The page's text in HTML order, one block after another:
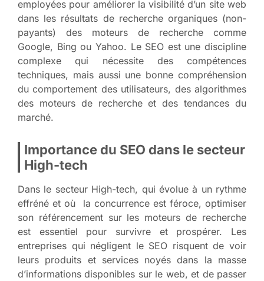
employées pour améliorer la visibilité d’un site web
dans les résultats de recherche organiques (non-
payants) des moteurs de recherche comme
Google, Bing ou Yahoo. Le SEO est une discipline
complexe qui nécessite des compétences
techniques, mais aussi une bonne compréhension
du comportement des utilisateurs, des algorithmes
des moteurs de recherche et des tendances du
marché.
Importance du SEO dans le secteur
High-tech
Dans le secteur High-tech, qui évolue à un rythme
effréné et où la concurrence est féroce, optimiser
son référencement sur les moteurs de recherche
est essentiel pour survivre et prospérer. Les
entreprises qui négligent le SEO risquent de voir
leurs produits et services noyés dans la masse
d’informations disponibles sur le web, et de passer